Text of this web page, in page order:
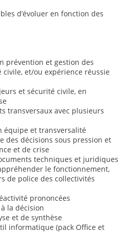
d’évoluer en fonction des
prévention et gestion des
et/ou expérience réussie
et sécurité civile, en
transversaux avec plusieurs
équipe et transversalité
des décisions sous pression et
et de crise
techniques et juridiques
le fonctionnement,
de police des collectivités
prononcées
la décision
et de synthèse
informatique (pack Office et